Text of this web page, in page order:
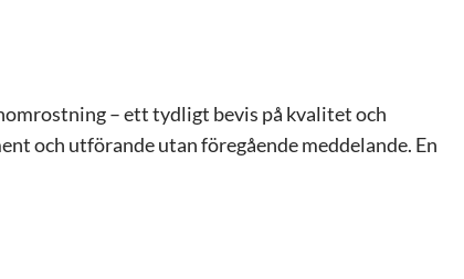
– ett tydligt bevis på kvalitet och
och utförande utan föregående meddelande. En